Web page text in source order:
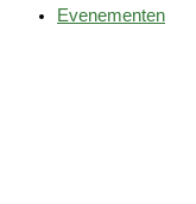
Evenementen